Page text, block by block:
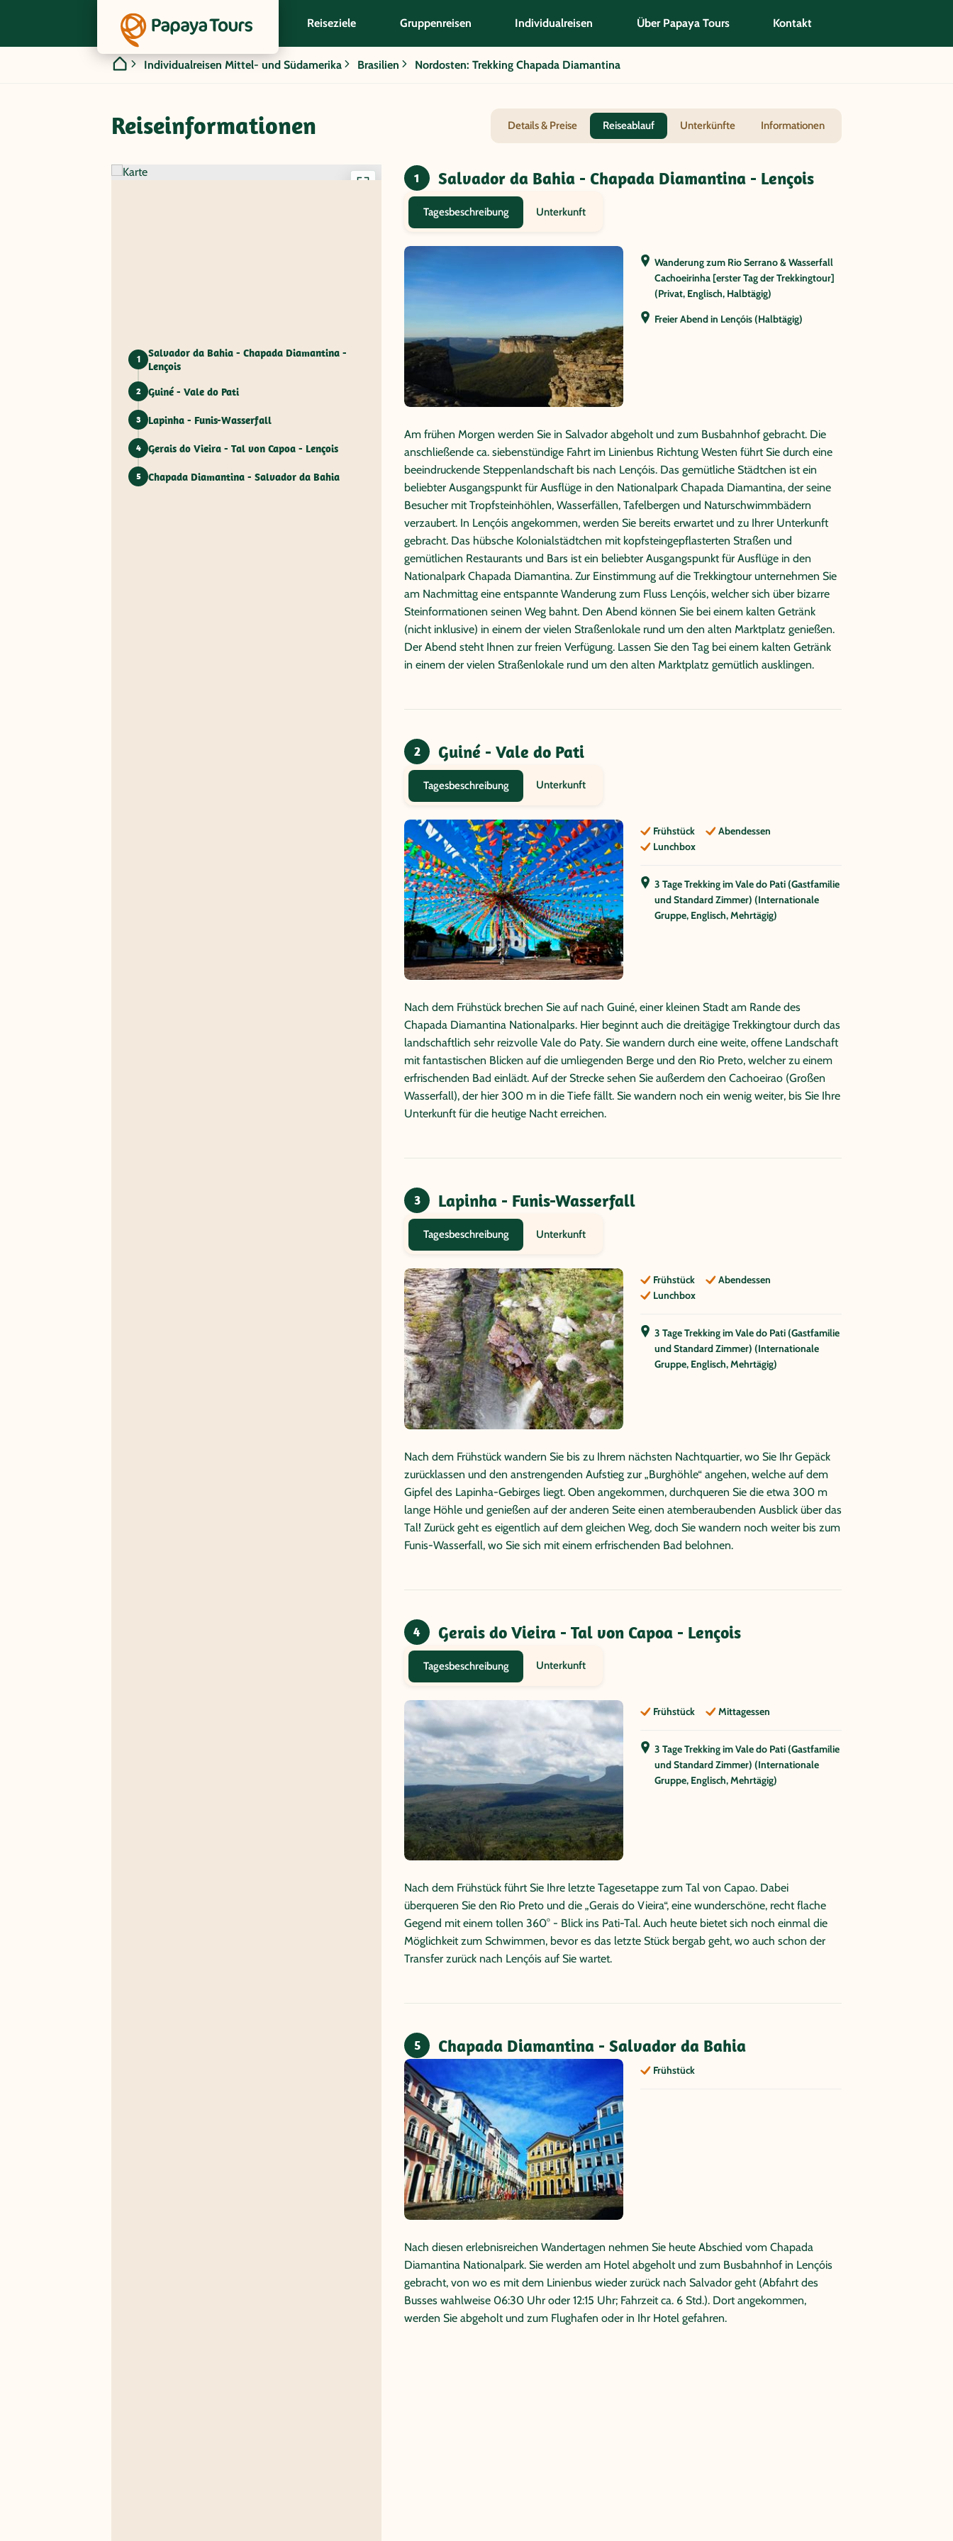
Reiseziele Gruppenreisen Individualreisen Über Papaya Tours Kontakt
Individualreisen Mittel- und Südamerika Brasilien Nordosten: Trekking Chapada Diamantina
Reiseinformationen Details & Preise Reiseablauf Unterkünfte Informationen
Interaktive
1
Salvador da Bahia - Chapada Diamantina -
Lençois
2 Guiné - Vale do Pati
3 Lapinha - Funis-Wasserfall
4 Gerais do Vieira - Tal von Capoa - Lençois
5 Chapada Diamantina - Salvador da Bahia
1 Salvador da Bahia - Chapada Diamantina - Lençois
Tagesbeschreibung Unterkunft
Wanderung zum Rio Serrano & Wasserfall
Cachoeirinha [erster Tag der Trekkingtour]
(Privat, Englisch, Halbtägig)
Freier Abend in Lençóis (Halbtägig)
Am frühen Morgen werden Sie in Salvador abgeholt und zum Busbahnhof gebracht. Die
anschließende ca. siebenstündige Fahrt im Linienbus Richtung Westen führt Sie durch eine
beeindruckende Steppenlandschaft bis nach Lençóis. Das gemütliche Städtchen ist ein
beliebter Ausgangspunkt für Ausflüge in den Nationalpark Chapada Diamantina, der seine
Besucher mit Tropfsteinhöhlen, Wasserfällen, Tafelbergen und Naturschwimmbädern
verzaubert. In Lençóis angekommen, werden Sie bereits erwartet und zu Ihrer Unterkunft
gebracht. Das hübsche Kolonialstädtchen mit kopfsteingepflasterten Straßen und
gemütlichen Restaurants und Bars ist ein beliebter Ausgangspunkt für Ausflüge in den
Nationalpark Chapada Diamantina. Zur Einstimmung auf die Trekkingtour unternehmen Sie
am Nachmittag eine entspannte Wanderung zum Fluss Lençóis, welcher sich über bizarre
Steinformationen seinen Weg bahnt. Den Abend können Sie bei einem kalten Getränk
(nicht inklusive) in einem der vielen Straßenlokale rund um den alten Marktplatz genießen.
Der Abend steht Ihnen zur freien Verfügung. Lassen Sie den Tag bei einem kalten Getränk
in einem der vielen Straßenlokale rund um den alten Marktplatz gemütlich ausklingen.
2 Guiné - Vale do Pati
Tagesbeschreibung Unterkunft
Frühstück
Abendessen
Lunchbox
3 Tage Trekking im Vale do Pati (Gastfamilie
und Standard Zimmer) (Internationale
Gruppe, Englisch, Mehrtägig)
Nach dem Frühstück brechen Sie auf nach Guiné, einer kleinen Stadt am Rande des
Chapada Diamantina Nationalparks. Hier beginnt auch die dreitägige Trekkingtour durch das
landschaftlich sehr reizvolle Vale do Paty. Sie wandern durch eine weite, offene Landschaft
mit fantastischen Blicken auf die umliegenden Berge und den Rio Preto, welcher zu einem
erfrischenden Bad einlädt. Auf der Strecke sehen Sie außerdem den Cachoeirao (Großen
Wasserfall), der hier 300 m in die Tiefe fällt. Sie wandern noch ein wenig weiter, bis Sie Ihre
Unterkunft für die heutige Nacht erreichen.
3 Lapinha - Funis-Wasserfall
Tagesbeschreibung Unterkunft
Frühstück
Abendessen
Lunchbox
3 Tage Trekking im Vale do Pati (Gastfamilie
und Standard Zimmer) (Internationale
Gruppe, Englisch, Mehrtägig)
Nach dem Frühstück wandern Sie bis zu Ihrem nächsten Nachtquartier, wo Sie Ihr Gepäck
zurücklassen und den anstrengenden Aufstieg zur „Burghöhle“ angehen, welche auf dem
Gipfel des Lapinha-Gebirges liegt. Oben angekommen, durchqueren Sie die etwa 300 m
lange Höhle und genießen auf der anderen Seite einen atemberaubenden Ausblick über das
Tal! Zurück geht es eigentlich auf dem gleichen Weg, doch Sie wandern noch weiter bis zum
Funis-Wasserfall, wo Sie sich mit einem erfrischenden Bad belohnen.
4 Gerais do Vieira - Tal von Capoa - Lençois
Tagesbeschreibung Unterkunft
Frühstück Mittagessen
3 Tage Trekking im Vale do Pati (Gastfamilie
und Standard Zimmer) (Internationale
Gruppe, Englisch, Mehrtägig)
Nach dem Frühstück führt Sie Ihre letzte Tagesetappe zum Tal von Capao. Dabei
überqueren Sie den Rio Preto und die „Gerais do Vieira“, eine wunderschöne, recht flache
Gegend mit einem tollen 360° - Blick ins Pati-Tal. Auch heute bietet sich noch einmal die
Möglichkeit zum Schwimmen, bevor es das letzte Stück bergab geht, wo auch schon der
Transfer zurück nach Lençóis auf Sie wartet.
5 Chapada Diamantina - Salvador da Bahia
Frühstück
Nach diesen erlebnisreichen Wandertagen nehmen Sie heute Abschied vom Chapada
Diamantina Nationalpark. Sie werden am Hotel abgeholt und zum Busbahnhof in Lençóis
gebracht, von wo es mit dem Linienbus wieder zurück nach Salvador geht (Abfahrt des
Busses wahlweise 06:30 Uhr oder 12:15 Uhr; Fahrzeit ca. 6 Std.). Dort angekommen,
werden Sie abgeholt und zum Flughafen oder in Ihr Hotel gefahren.